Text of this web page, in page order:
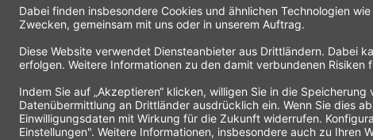
Feiertagen) unter Telefon +49
(0) 41 65 / 22 25 - 0
Nutzen Sie unser
Kontaktformular für eine
schnelle und einfache
Kontaktaufnahme.